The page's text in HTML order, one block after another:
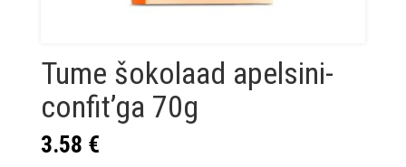
Tume šokolaad apelsini-
confit’ga 70g
3.58 €